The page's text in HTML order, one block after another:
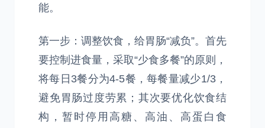
能。
第一步：调整饮食，给胃肠“减负”。首先
要控制进食量，采取“少食多餐”的原则，
将每日3餐分为4-5餐，每餐量减少1/3，
避免胃肠过度劳累；其次要优化饮食结
构，暂时停用高糖、高油、高蛋白食